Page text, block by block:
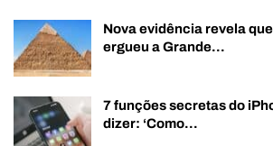
Nova evidência revela
ergueu a Grande…
7 funções secretas do
dizer: ‘Como…